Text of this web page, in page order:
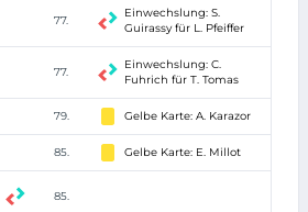
77.
Einwechslung: S.
Guirassy für L. Pfeiffer
77.
Einwechslung: C.
Fuhrich für T. Tomas
79. Gelbe Karte: A. Karazor
85. Gelbe Karte: E. Millot
85.